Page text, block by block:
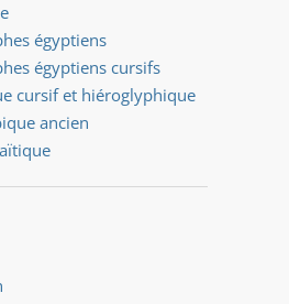
égyptiens
égyptiens cursifs
cursif et hiéroglyphique
ancien